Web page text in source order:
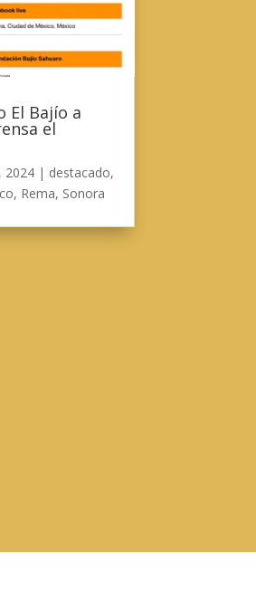
El Bajío a
el
2024| destacado,
, Rema, Sonora